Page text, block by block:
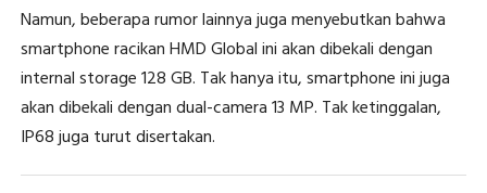
Namun, beberapa rumor lainnya juga menyebutkan bahwa
smartphone racikan HMD Global ini akan dibekali dengan
internal storage 128 GB. Tak hanya itu, smartphone ini juga
akan dibekali dengan dual-camera 13 MP. Tak ketinggalan,
IP68 juga turut disertakan.